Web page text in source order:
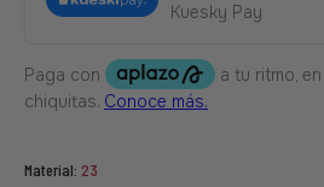
Kuesky Pay
Material: 23